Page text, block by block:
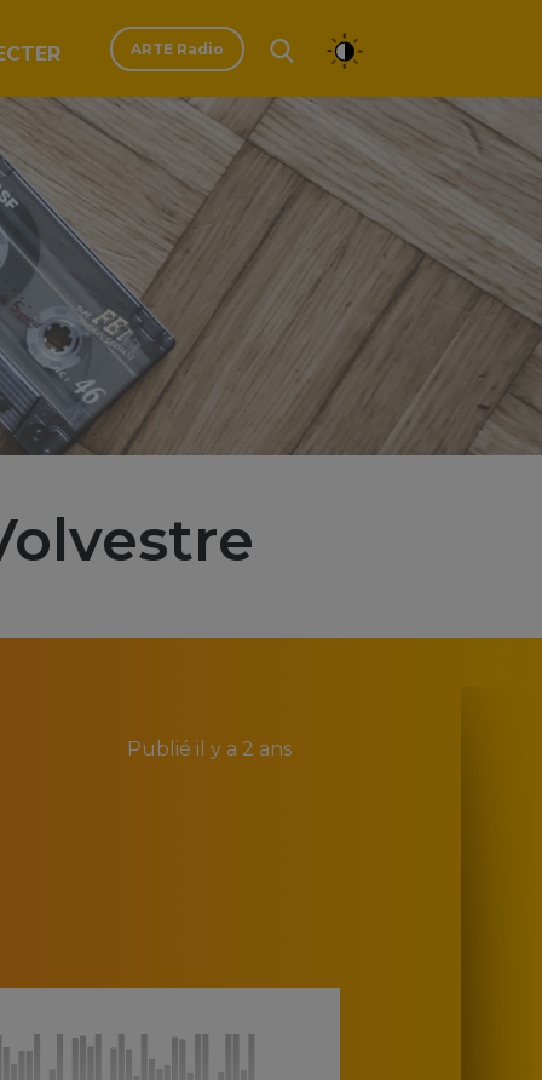
ARTE Radio
Publié il y a 2 ans